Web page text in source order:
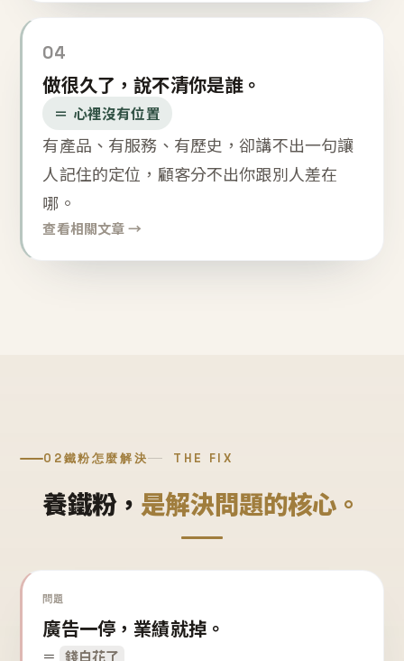
04
做很久了，說不清你是誰。
＝ 心裡沒有位置
有產品、有服務、有歷史，卻講不出一句讓
人記住的定位，顧客分不出你跟別人差在
哪。
查看相關文章 →
02鐵粉怎麼解決 THE FIX
養鐵粉， 是解決問題的核心。
問題
廣告一停，業績就掉。
＝ 錢白花了